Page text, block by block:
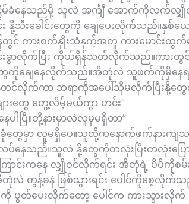
ြိမ်ခံနေသည်မို့ သူလဲ အင်္ကျီ အောက်ကိုလက်လ
နို့သီးခေါင်းတွေကို ချေပေးလိုက်သည်။နှစ်ယ
တွင် ကားစက်နှိုးသံနှက့်အတူ ကားမောင်းထွ
းခွာလိုက်ပြီး ကိုယ်ရှိန်သတ်လိုက်သည်။ကားတွင်
ကိုချေနေလိုက်သည်။အိတုံလဲ သူဖက်ကိုမှိနေ
င်လိုက်ကာ ဘရာကိုအပေါ်သိုမလိုက်ပြီးနို့
ားတွေ တွေ့လိမ့်မယ်ကွာ ဟင်း”
ပါပြီ။တို့နားမှာလဲလူမှမရှိတာ”
တွေမှာ လူမရှိပေ။သူတို့ကနောက်ဖက်နားက
နေသည်။သူလဲ နို့တွေကိုတလုံးပြီးတလုံးပြေ
ာင်းကနေ လျှိုဝင်လိုက်ရင်း အိတုံရဲ့ ပိပိကိုစ
လဲ တွန့်ခနဲ ဖြစ်သွားရင်း ပေါင်ကိူစေ့လို
ပိကို ပွတ်ပေးလိုက်တော့ ပေါင်က ကားသွာ